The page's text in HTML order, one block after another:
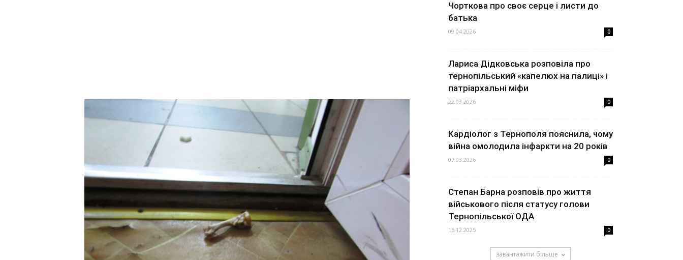
Чорткова про своє серце і листи до
батька
09.04.2026 0
Лариса Дідковська розповіла про
тернопільський «капелюх на палиці» і
патріархальні міфи
22.03.2026 0
Кардіолог з Тернополя пояснила, чому
війна омолодила інфаркти на 20 років
07.03.2026 0
Степан Барна розповів про життя
військового після статусу голови
Тернопільської ОДА
15.12.2025 0
завантажити більше